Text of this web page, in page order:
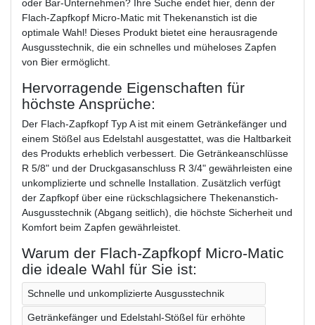
oder Bar-Unternehmen? Ihre Suche endet hier, denn der
Flach-Zapfkopf Micro-Matic mit Thekenanstich ist die
optimale Wahl! Dieses Produkt bietet eine herausragende
Ausgusstechnik, die ein schnelles und müheloses Zapfen
von Bier ermöglicht.
Hervorragende Eigenschaften für
höchste Ansprüche:
Der Flach-Zapfkopf Typ A ist mit einem Getränkefänger und
einem Stößel aus Edelstahl ausgestattet, was die Haltbarkeit
des Produkts erheblich verbessert. Die Getränkeanschlüsse
R 5/8" und der Druckgasanschluss R 3/4" gewährleisten eine
unkomplizierte und schnelle Installation. Zusätzlich verfügt
der Zapfkopf über eine rückschlagsichere Thekenanstich-
Ausgusstechnik (Abgang seitlich), die höchste Sicherheit und
Komfort beim Zapfen gewährleistet.
Warum der Flach-Zapfkopf Micro-Matic
die ideale Wahl für Sie ist:
Schnelle und unkomplizierte Ausgusstechnik
Getränkefänger und Edelstahl-Stößel für erhöhte